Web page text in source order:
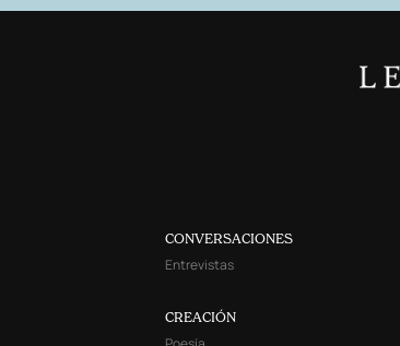
CONVERSACIONES
Entrevistas
CREACIÓN